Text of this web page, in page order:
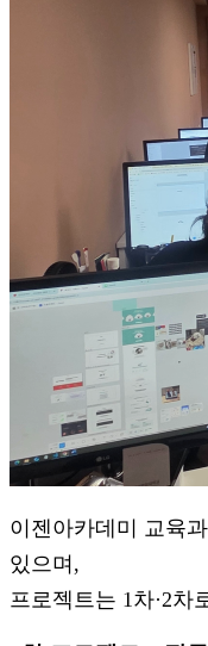
이젠아카데미 교육
있으며,
프로젝트는 1차·2차